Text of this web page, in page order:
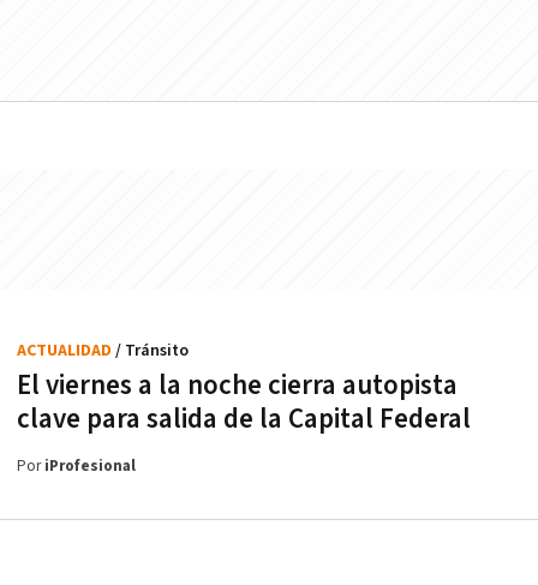
El viernes a la noche cierra autopista
clave para salida de la Capital Federal
ACTUALIDAD / Tránsito
PoriProfesional